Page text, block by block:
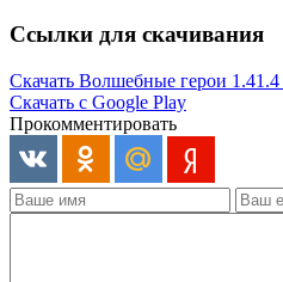
Ссылки для скачивания
Скачать Волшебные герои 1.41.4
Скачать с Google Play
Прокомментировать